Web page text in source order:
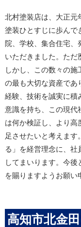
北村塗装店は、大正元
塗装ひとすじに歩んで
院、学校、集合住宅、
いただきました。ただ
しかし、この数々の
の最も大切な資産であ
経験、技術を誠実に積
意識を持ち、この現代
は何か検証し、より高
足させたいと考えま
る」を経営理念に、
してまいります。今
を賜りますようお願い
高知市北金